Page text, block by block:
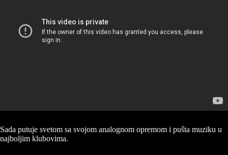
Sada putuje svetom sa svojom analognom opremom i pušta muziku u
najboljim klubovima.